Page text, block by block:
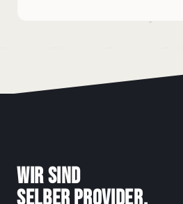
WIR SIND